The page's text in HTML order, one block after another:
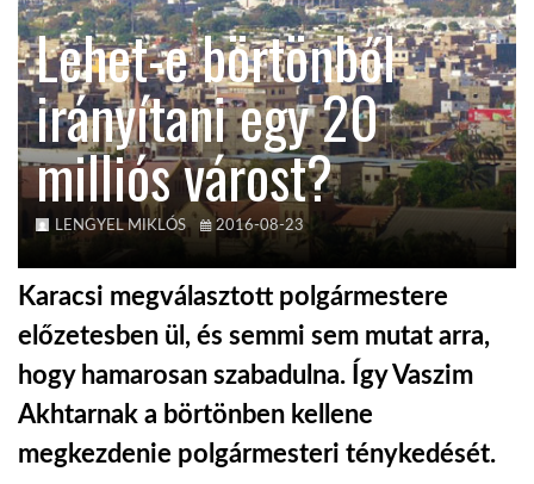
KÖZEL-KELET
AUSZTRÁLIA
A VILÁG ITTHON
MÉDIA
GLOBOTV BP
HÍR3D
Lehet-e börtönből
irányítani egy 20
milliós várost?
LENGYEL MIKLÓS 2016-08-23
Karacsi megválasztott polgármestere
előzetesben ül, és semmi sem mutat arra,
hogy hamarosan szabadulna. Így Vaszim
Akhtarnak a börtönben kellene
megkezdenie polgármesteri ténykedését.